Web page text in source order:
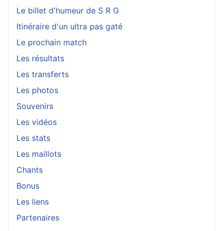
Le billet d'humeur de S R G
Itinéraire d'un ultra pas gaté
Le prochain match
Les résultats
Les transferts
Les photos
Souvenirs
Les vidéos
Les stats
Les maillots
Chants
Bonus
Les liens
Partenaires